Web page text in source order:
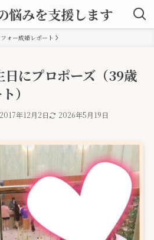
悩みを支援します
ォー成婚レポート
にプロポーズ（39歳
）
2017年12月2日 2026年5月19日